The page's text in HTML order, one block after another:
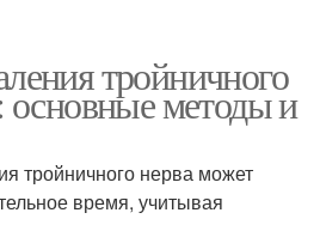
тройничного
основные методы и
тройничного нерва может
время, учитывая